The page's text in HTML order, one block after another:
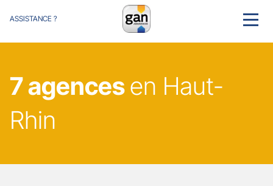
ASSISTANCE ? MENU
7 agencesen Haut-
Rhin